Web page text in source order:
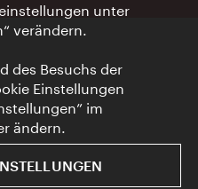
unter
verändern.
des Besuchs der
Einstellungen
im
ändern.